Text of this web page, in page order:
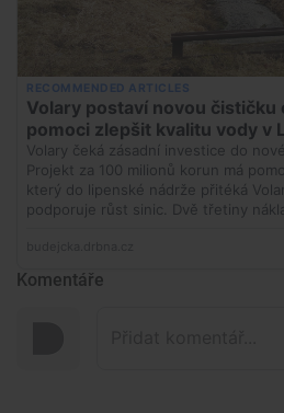
Komentáře